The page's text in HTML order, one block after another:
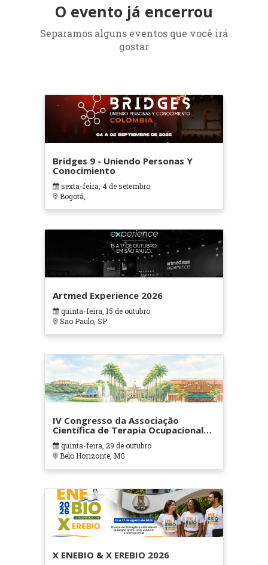
O evento já encerrou
Separamos alguns eventos que você irá
gostar
Bridges 9 - Uniendo Personas Y
Conocimiento
sexta-feira, 4 de setembro
Bogotá,
Artmed Experience 2026
quinta-feira, 15 de outubro
Sao Paulo, SP
IV Congresso da Associação
Científica de Terapia Ocupacional
em Contextos Hospitalares e
Cuidados Paliativos - ATOHOSP
quinta-feira, 29 de outubro
Belo Horizonte, MG
X ENEBIO & X EREBIO 2026